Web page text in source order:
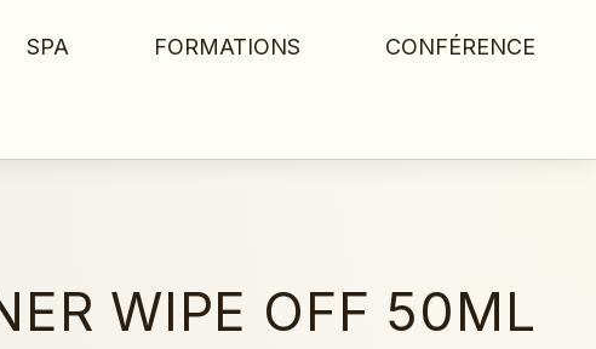
SPA FORMATIONS CONFÉRENCE
WIPE OFF 50ML